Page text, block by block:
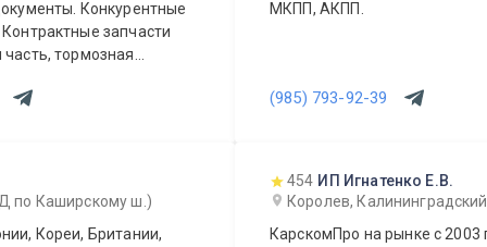
Конкурентные
тормозная
МКПП, АКПП.
(985) 793-92-39
по Каширскому ш.)
Кореи, Британии,
454 ИП Игнатенко Е.В.
Королев,
КарскомПро на рынке с 2003